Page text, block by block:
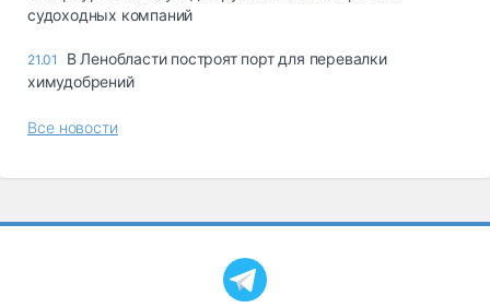
судоходных компаний
21.01
В Ленобласти построят порт для перевалки
химудобрений
Все новости